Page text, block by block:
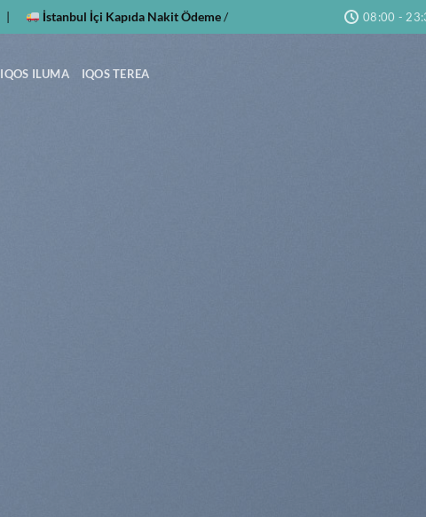
| İstanbul İçi Kapıda Nakit Ödeme/ 08:00 -
IQOS ILUMA IQOS TEREA